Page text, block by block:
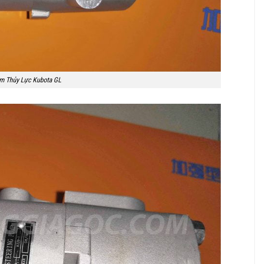
Thủy Lực Kubota GL